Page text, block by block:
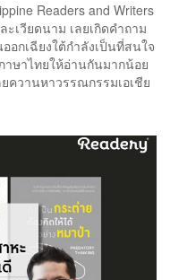
Readers and Writers
เวียดนาม เลยเกิดคำถาม
กเฉียงใต้กำลังเป็นที่สนใจ
ษาไทยให้อ่านกันมากน้อย
ควานหาวรรณกรรมเอเชีย